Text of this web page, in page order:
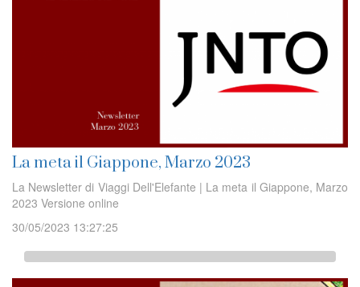
La meta il Giappone, Marzo 2023
La Newsletter di Viaggi Dell'Elefante | La meta il Giappone, Marzo
2023 Versione online
30/05/2023 13:27:25